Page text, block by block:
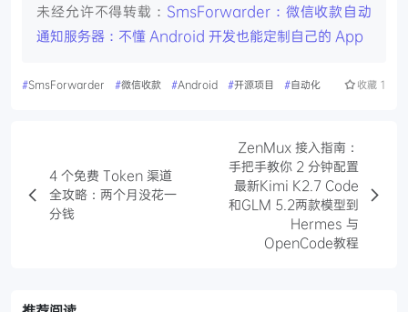
未经允许不得转载： SmsForwarder：微信收款自动
通知服务器：不懂 Android 开发也能定制自己的 App
#SmsForwarder #微信收款 #Android #开源项目 #自动化 收藏 1
4 个免费 Token 渠道
全攻略：两个月没花一
分钱
ZenMux 接入指南：
手把手教你 2 分钟配置
最新Kimi K2.7 Code
和GLM 5.2两款模型到
Hermes 与
OpenCode教程